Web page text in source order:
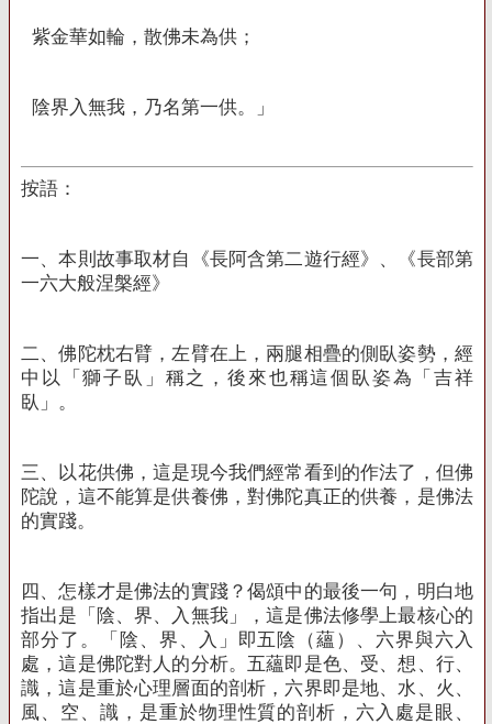
紫金華如輪，散佛未為供；
陰界入無我，乃名第一供。」
按語：
一、本則故事取材自《長阿含第二遊行經》、《長部第
一六大般涅槃經》
二、佛陀枕右臂，左臂在上，兩腿相疊的側臥姿勢，經
中以「獅子臥」稱之，後來也稱這個臥姿為「吉祥
臥」。
三、以花供佛，這是現今我們經常看到的作法了，但佛
陀說，這不能算是供養佛，對佛陀真正的供養，是佛法
的實踐。
四、怎樣才是佛法的實踐？偈頌中的最後一句，明白地
指出是「陰、界、入無我」，這是佛法修學上最核心的
部分了。「陰、界、入」即五陰（蘊）、六界與六入
處，這是佛陀對人的分析。五蘊即是色、受、想、行、
識，這是重於心理層面的剖析，六界即是地、水、火、
風、空、識，是重於物理性質的剖析，六入處是眼、